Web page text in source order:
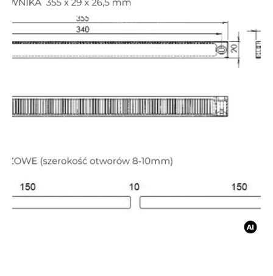
Materiały i narzędzia dla montażystów